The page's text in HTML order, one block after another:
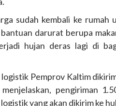
sudah kembali ke rumah
darurat berupa
hujan deras lagi di
Pemprov Kaltim
pengiriman
yang akan dikirim ke